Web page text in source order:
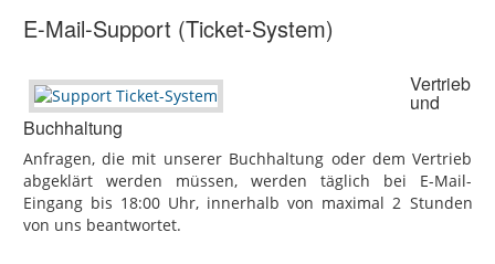
E-Mail-Support (Ticket-System)
Vertrieb
und
Buchhaltung
Anfragen, die mit unserer Buchhaltung oder dem Vertrieb
abgeklärt werden müssen, werden täglich bei E-Mail-
Eingang bis 18:00 Uhr, innerhalb von maximal 2 Stunden
von uns beantwortet.